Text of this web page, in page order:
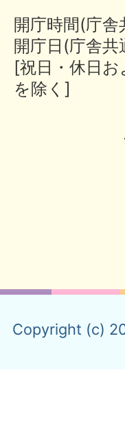
開庁時間(庁
開庁日(庁舎共
[祝日・休日
を除く]
Copyright (c)